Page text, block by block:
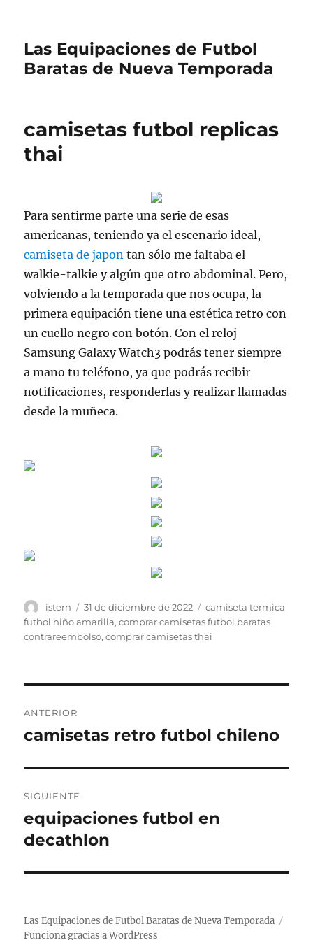
Las Equipaciones de Futbol
Baratas de Nueva Temporada
camisetas futbol replicas
thai
Para sentirme parte una serie de esas
americanas, teniendo ya el escenario ideal,
camiseta de japon tan sólo me faltaba el
walkie-talkie y algún que otro abdominal. Pero,
volviendo a la temporada que nos ocupa, la
primera equipación tiene una estética retro con
un cuello negro con botón. Con el reloj
Samsung Galaxy Watch3 podrás tener siempre
a mano tu teléfono, ya que podrás recibir
notificaciones, responderlas y realizar llamadas
desde la muñeca.
Autor
istern
Publicado
el
31 de diciembre de 2022 Etiquetas
camiseta termica
futbol niño amarilla,comprar camisetas futbol baratas
contrareembolso,comprar camisetas thai
de
ANTERIOR
Entrada
camisetas retro futbol chileno
SIGUIENTE
Entrada
siguiente:
equipaciones futbol en
decathlon
Las Equipaciones de Futbol Baratas de Nueva Temporada
Funciona gracias a WordPress